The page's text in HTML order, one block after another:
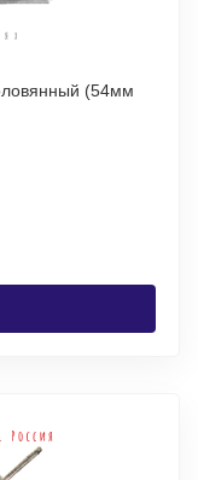
(54мм